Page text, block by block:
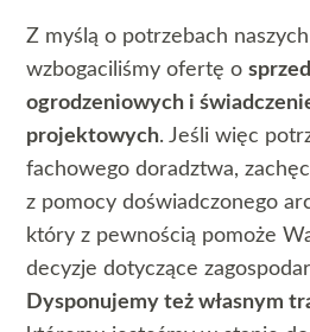
Z myślą o potrzebach
wzbogaciliśmy ofertę o
ogrodzeniowych i
projektowych. Jeśli więc
fachowego doradztwa,
z pomocy doświadczonego
który z pewnością pomoże
decyzje dotyczące
Dysponujemy też własnym